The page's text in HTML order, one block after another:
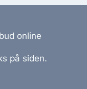
online
på siden.